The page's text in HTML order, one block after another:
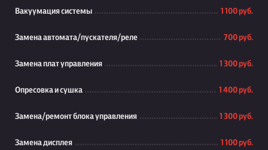
Вакуумация системы 1 100 руб.
Замена автомата/пускателя/реле 700 руб.
Замена плат управления 1 300 руб.
Опресовка и сушка 1 400 руб.
Замена/ремонт блока управления 1 300 руб.
Замена дисплея 1 100 руб.